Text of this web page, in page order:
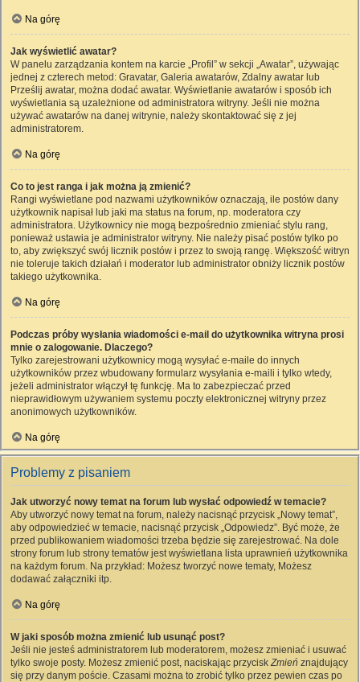
Na górę
Jak wyświetlić awatar?
W panelu zarządzania kontem na karcie „Profil” w sekcji „Awatar”, używając
jednej z czterech metod: Gravatar, Galeria awatarów, Zdalny awatar lub
Prześlij awatar, można dodać awatar. Wyświetlanie awatarów i sposób ich
wyświetlania są uzależnione od administratora witryny. Jeśli nie można
używać awatarów na danej witrynie, należy skontaktować się z jej
administratorem.
Na górę
Co to jest ranga i jak można ją zmienić?
Rangi wyświetlane pod nazwami użytkowników oznaczają, ile postów dany
użytkownik napisał lub jaki ma status na forum, np. moderatora czy
administratora. Użytkownicy nie mogą bezpośrednio zmieniać stylu rang,
ponieważ ustawia je administrator witryny. Nie należy pisać postów tylko po
to, aby zwiększyć swój licznik postów i przez to swoją rangę. Większość witryn
nie toleruje takich działań i moderator lub administrator obniży licznik postów
takiego użytkownika.
Na górę
Podczas próby wysłania wiadomości e-mail do użytkownika witryna prosi
mnie o zalogowanie. Dlaczego?
Tylko zarejestrowani użytkownicy mogą wysyłać e-maile do innych
użytkowników przez wbudowany formularz wysyłania e-maili i tylko wtedy,
jeżeli administrator włączył tę funkcję. Ma to zabezpieczać przed
nieprawidłowym używaniem systemu poczty elektronicznej witryny przez
anonimowych użytkowników.
Na górę
Problemy z pisaniem
Jak utworzyć nowy temat na forum lub wysłać odpowiedź w temacie?
Aby utworzyć nowy temat na forum, należy nacisnąć przycisk „Nowy temat”,
aby odpowiedzieć w temacie, nacisnąć przycisk „Odpowiedz”. Być może, że
przed publikowaniem wiadomości trzeba będzie się zarejestrować. Na dole
strony forum lub strony tematów jest wyświetlana lista uprawnień użytkownika
na każdym forum. Na przykład: Możesz tworzyć nowe tematy, Możesz
dodawać załączniki itp.
Na górę
W jaki sposób można zmienić lub usunąć post?
Jeśli nie jesteś administratorem lub moderatorem, możesz zmieniać i usuwać
tylko swoje posty. Możesz zmienić post, naciskając przyciskZmień znajdujący
się przy danym poście. Czasami można to zrobić tylko przez pewien czas po